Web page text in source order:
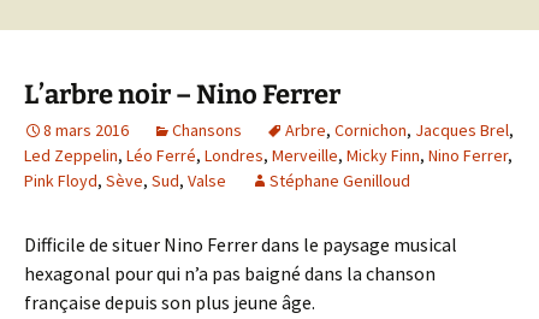
L’arbre noir – Nino Ferrer
8 mars 2016 Chansons Arbre, Cornichon, Jacques Brel,
Led Zeppelin, Léo Ferré, Londres, Merveille, Micky Finn, Nino Ferrer,
Pink Floyd, Sève, Sud, Valse Stéphane Genilloud
Difficile de situer Nino Ferrer dans le paysage musical
hexagonal pour qui n’a pas baigné dans la chanson
française depuis son plus jeune âge.